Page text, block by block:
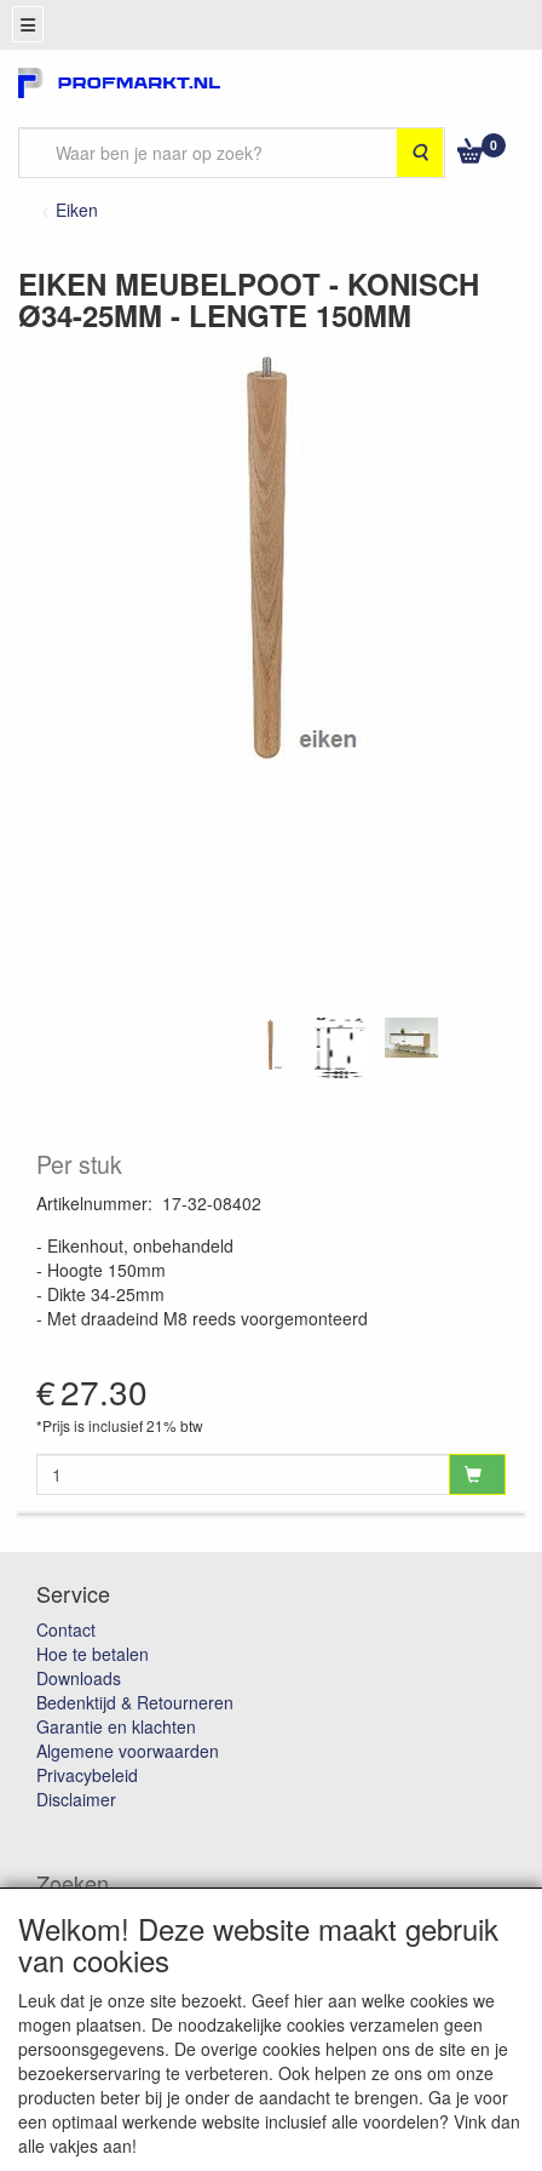
Zoeken 0
Eiken
EIKEN MEUBELPOOT - KONISCH
Ø34-25MM - LENGTE 150MM
Per stuk
Artikelnummer: 17-32-08402
- Eikenhout, onbehandeld
- Hoogte 150mm
- Dikte 34-25mm
- Met draadeind M8 reeds voorgemonteerd
€27.30
*Prijs is inclusief 21% btw
Service
Contact
Hoe te betalen
Downloads
Bedenktijd & Retourneren
Garantie en klachten
Algemene voorwaarden
Privacybeleid
Disclaimer
Zoeken
Waar ben je naar op zoek?
Winkelwagen
Welkom! Deze website maakt gebruik
van cookies
Leuk dat je onze site bezoekt. Geef hier aan welke cookies we
mogen plaatsen. De noodzakelijke cookies verzamelen geen
persoonsgegevens. De overige cookies helpen ons de site en je
bezoekerservaring te verbeteren. Ook helpen ze ons om onze
producten beter bij je onder de aandacht te brengen. Ga je voor
een optimaal werkende website inclusief alle voordelen? Vink dan
alle vakjes aan!